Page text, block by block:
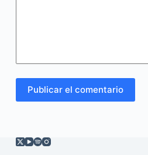
Publicar el comentario